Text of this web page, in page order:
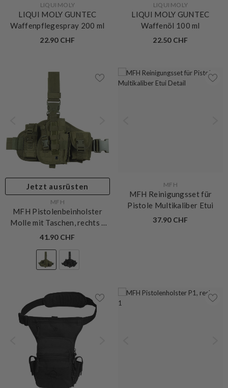
VERKÄUFERIN:LIQUI MOLY
LIQUI MOLY GUNTEC
Waffenpflegespray 200 ml
22.90 CHF
VERKÄUFERIN:LIQUI MOLY
LIQUI MOLY GUNTEC
Waffenöl 100 ml
22.50 CHF
Jetzt ausrüsten
MFH
MFH Pistolenbeinholster
Molle mit Taschen, rechts -
Olive
41.90 CHF
MFH
MFH Reinigungsset für
Pistole Multikaliber Etui
37.90 CHF